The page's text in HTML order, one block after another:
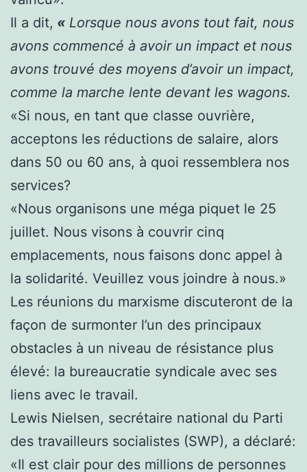
Il a dit, « Lorsque nous avons tout fait, nous
avons commencé à avoir un impact et nous
avons trouvé des moyens d’avoir un impact,
comme la marche lente devant les wagons.
«Si nous, en tant que classe ouvrière,
acceptons les réductions de salaire, alors
dans 50 ou 60 ans, à quoi ressemblera nos
services?
«Nous organisons une méga piquet le 25
juillet. Nous visons à couvrir cinq
emplacements, nous faisons donc appel à
la solidarité. Veuillez vous joindre à nous.»
Les réunions du marxisme discuteront de la
façon de surmonter l’un des principaux
obstacles à un niveau de résistance plus
élevé: la bureaucratie syndicale avec ses
liens avec le travail.
Lewis Nielsen, secrétaire national du Parti
des travailleurs socialistes (SWP), a déclaré:
«Il est clair pour des millions de personnes